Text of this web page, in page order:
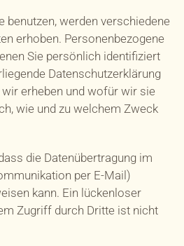
benutzen, werden verschiedene
erhoben. Personenbezogene
Sie persönlich identifiziert
Datenschutzerklärung
erheben und wofür wir sie
wie und zu welchem Zweck
die Datenübertragung im
per E-Mail)
kann. Ein lückenloser
Zugriff durch Dritte ist nicht